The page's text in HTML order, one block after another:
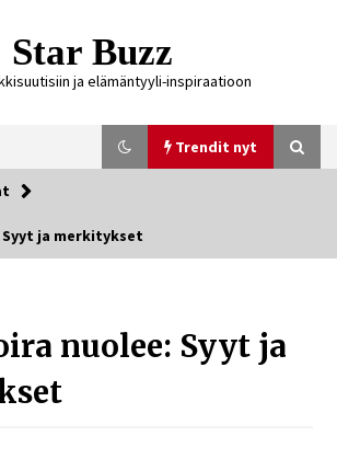
Star Buzz
ja elämäntyyli-inspiraatioon
Trendit nyt
Ali Leiniö vankila – mitä väitteistä tiedetään?
7 päivää sitten
ja merkitykset
nuolee: Syyt ja